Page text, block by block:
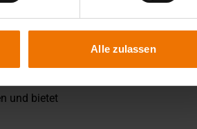
Alle zulassen
und bietet